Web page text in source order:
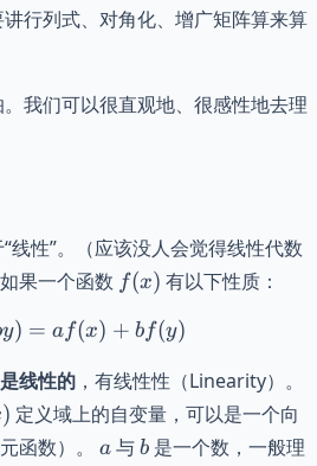
行列式、对角化、增广矩阵算来算
我们可以很直观地、很感性地去理
线性”。（应该没人会觉得线性代数
果一个函数 f(x)
f(x) 有以下性质：
f(ax+by) = af(x) + bf(y)
y) = af(x) + bf(y)
是线性的 ，有线性性（Linearity）。
) 定义域上的自变量，可以是一个向
函数）。a
a 与b
b 是一个数，一般理